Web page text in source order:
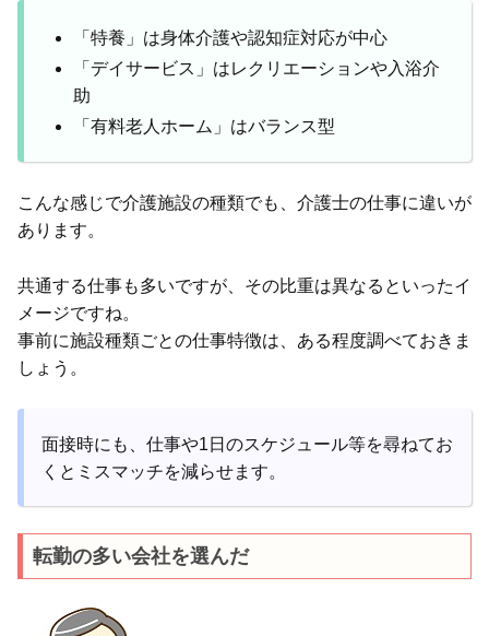
「特養」は身体介護や認知症対応が中心
「デイサービス」はレクリエーションや入浴介
助
「有料老人ホーム」はバランス型
こんな感じで介護施設の種類でも、介護士の仕事に違いが
あります。
共通する仕事も多いですが、その比重は異なるといったイ
メージですね。
事前に施設種類ごとの仕事特徴は、ある程度調べておきま
しょう。
面接時にも、仕事や1日のスケジュール等を尋ねてお
くとミスマッチを減らせます。
転勤の多い会社を選んだ